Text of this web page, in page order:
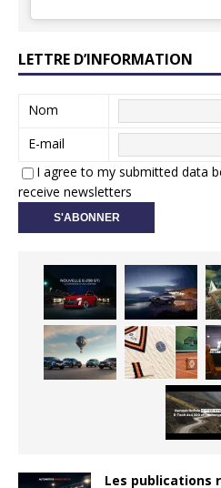
LETTRE D’INFORMATION
Nom
E-mail
I agree to my submitted data
receive newsletters
Les publications